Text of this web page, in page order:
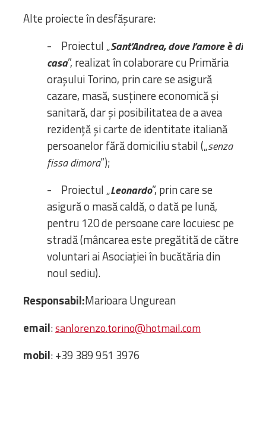
Alte proiecte în desfășurare:
- Proiectul „Sant’Andrea, dove l’amore è di
casa”, realizat în colaborare cu Primăria
orașului Torino, prin care se asigură
cazare, masă, susținere economică și
sanitară, dar și posibilitatea de a avea
rezidență și carte de identitate italiană
persoanelor fără domiciliu stabil („senza
fissa dimora”);
- Proiectul „Leonardo”, prin care se
asigură o masă caldă, o dată pe lună,
pentru 120 de persoane care locuiesc pe
stradă (mâncarea este pregătită de către
voluntari ai Asociației în bucătăria din
noul sediu).
Responsabil:Marioara Ungurean
email:sanlorenzo.torino@hotmail.com
mobil: +39 389 951 3976